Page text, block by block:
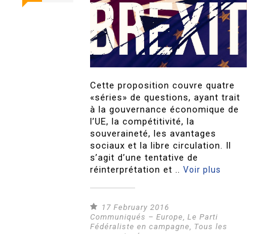
Cette proposition couvre quatre
«séries» de questions, ayant trait
à la gouvernance économique de
l’UE, la compétitivité, la
souveraineté, les avantages
sociaux et la libre circulation. Il
s’agit d’une tentative de
réinterprétation et ..Voir plus
17 February 2016
Communiqués – Europe,Le Parti
Fédéraliste en campagne, Tous les